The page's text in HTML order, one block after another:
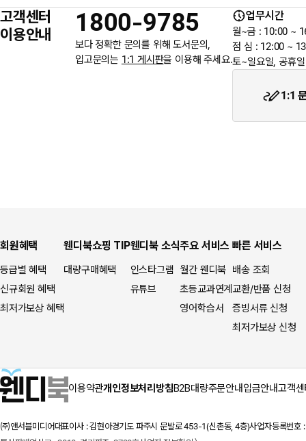
6월 3일 지방선거일 휴무 안내
고객센터
이용안내
1800-9785
보다 정확한 문의를 위해 도서문의,
입고문의는 1:1 게시판을 이용해 주세요.
업무시간
월~금 : 10:00 ~
점 심 : 12:00 ~
토~일요일, 공휴
1:1
회원혜택
등급별 혜택
신규회원 혜택
최저가보상 혜택
웬디북쇼핑 TIP
대량구매혜택
웬디북 소식
인스타그램
유튜브
주요 서비스
월간 웬디북
초등교과연계
영어학습서
빠른 서비스
배송 조회
교환/반품 신청
증빙서류 신청
최저가보상 신청
이용약관개인정보처리방침B2B대량주문안내입금안내고객
㈜앤서블미디어 대표이사 : 김현아경기도 파주시 문발로 453-1(신촌동, 4층)사업자등록번